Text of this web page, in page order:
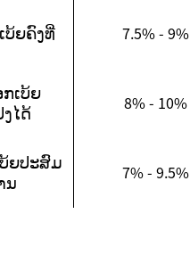
ບ້ຍຄົງທີ່ 7.5% - 9%
ເບ້ຍ
ໄດ້
8% - 10%
ຍປະສົມ
ນ
7% - 9.5%